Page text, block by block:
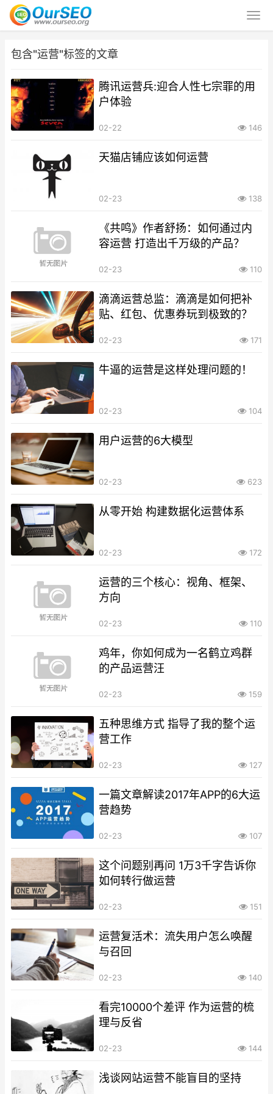
包含"运营"标签的文章
腾讯运营兵:迎合人性七宗罪的用
户体验
02-22 146
天猫店铺应该如何运营
02-23 138
《共鸣》作者舒扬：如何通过内
容运营 打造出千万级的产品？
02-23 110
滴滴运营总监：滴滴是如何把补
贴、红包、优惠券玩到极致的？
02-23 171
牛逼的运营是这样处理问题的！
02-23 104
用户运营的6大模型
02-23 623
从零开始 构建数据化运营体系
02-23 172
运营的三个核心：视角、框架、
方向
02-23 110
鸡年，你如何成为一名鹤立鸡群
的产品运营汪
02-23 159
五种思维方式 指导了我的整个运
营工作
02-23 127
一篇文章解读2017年APP的6大运
营趋势
02-23 107
这个问题别再问 1万3千字告诉你
如何转行做运营
02-23 151
运营复活术：流失用户怎么唤醒
与召回
02-23 140
看完10000个差评 作为运营的梳
理与反省
02-23 144
浅谈网站运营不能盲目的坚持